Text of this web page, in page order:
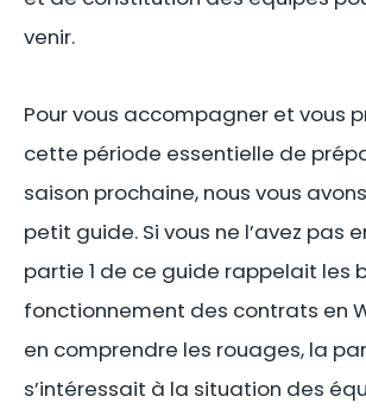
venir.
Pour vous accompagner et vous
cette période essentielle de
saison prochaine, nous vous
petit guide. Si vous ne l’avez pas
partie 1 de ce guide rappelait les
fonctionnement des contrats en
en comprendre les rouages, la
s’intéressait à la situation des